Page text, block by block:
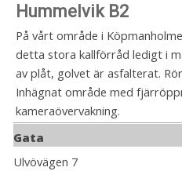
Hummelvik B2
På vårt område i
detta stora kallförråd ledigt i
av plåt, golvet är asfalterat.
Inhägnat område med
kameraövervakning.
Gata
Ulvövägen 7